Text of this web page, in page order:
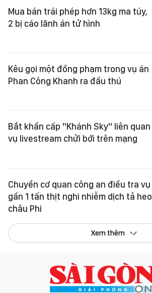
Mua bán trái phép hơn 13kg ma túy,
2 bị cáo lãnh án tử hình
Kêu gọi một đồng phạm trong vụ án
Phan Công Khanh ra đầu thú
Bắt khẩn cấp "Khánh Sky" liên quan
vụ livestream chửi bới trên mạng
Chuyển cơ quan công an điều tra vụ
gần 1 tấn thịt nghi nhiễm dịch tả heo
châu Phi
Xem thêm